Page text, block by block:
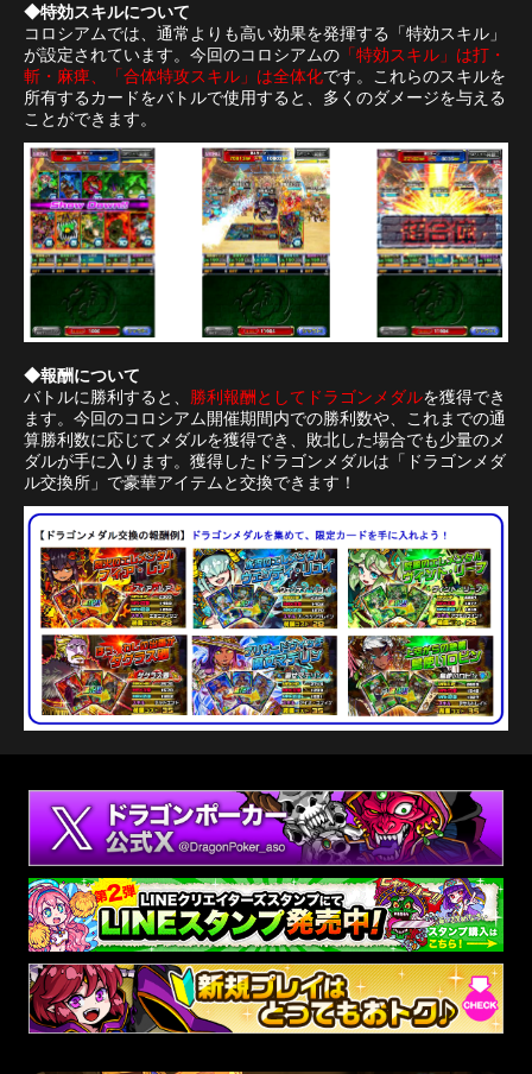
◆特効スキルについて
コロシアムでは、通常よりも高い効果を発揮する「特効スキル」
が設定されています。今回のコロシアムの 「特効スキル」は打・
斬・麻痺、「合体特攻スキル」は全体化です。これらのスキルを
所有するカードをバトルで使用すると、多くのダメージを与える
ことができます。
◆報酬について
バトルに勝利すると、 勝利報酬としてドラゴンメダルを獲得でき
ます。今回のコロシアム開催期間内での勝利数や、これまでの通
算勝利数に応じてメダルを獲得でき、敗北した場合でも少量のメ
ダルが手に入ります。獲得したドラゴンメダルは「ドラゴンメダ
ル交換所」で豪華アイテムと交換できます！